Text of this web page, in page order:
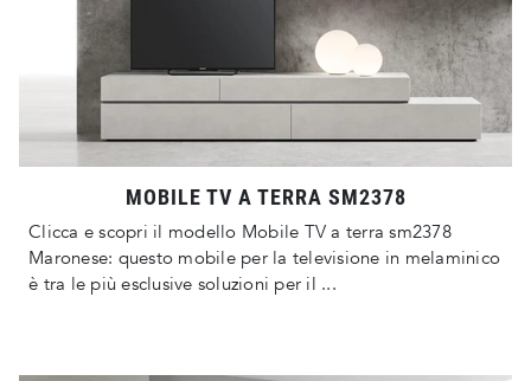
MOBILE TV A TERRA SM2378
Clicca e scopri il modello Mobile TV a terra sm2378
Maronese: questo mobile per la televisione in melaminico
è tra le più esclusive soluzioni per il ...